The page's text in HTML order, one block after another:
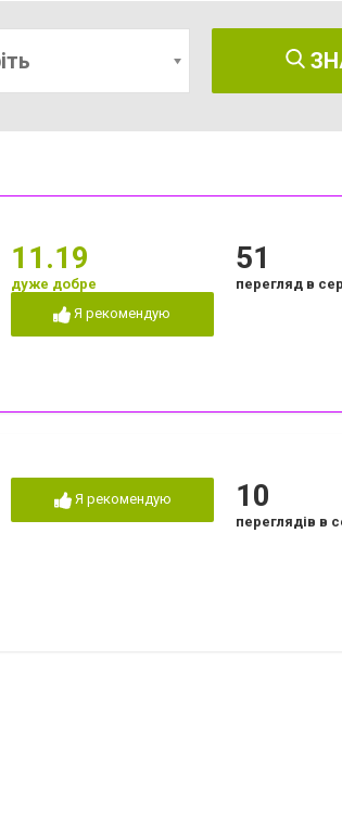
11.19
дуже добре
Я рекомендую
51
перегляд в
Я рекомендую 10
переглядів в